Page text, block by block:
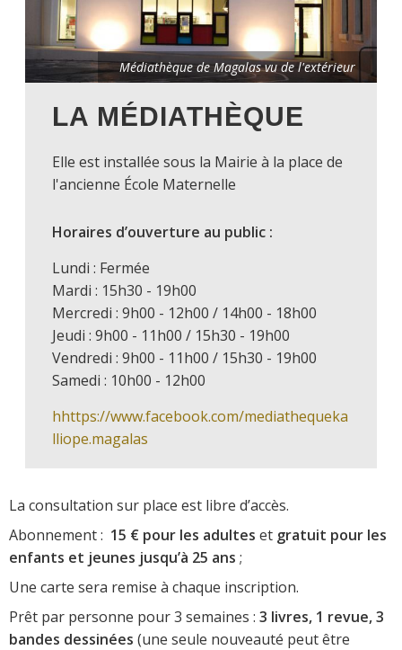
Médiathèque de Magalas vu de l'extérieur
LA MÉDIATHÈQUE
Elle est installée sous la Mairie à la place de
l'ancienne École Maternelle
Horaires d’ouverture au public :
Lundi : Fermée
Mardi : 15h30 - 19h00
Mercredi : 9h00 - 12h00 / 14h00 - 18h00
Jeudi : 9h00 - 11h00 / 15h30 - 19h00
Vendredi : 9h00 - 11h00 / 15h30 - 19h00
Samedi : 10h00 - 12h00
hhttps://www.facebook.com/mediathequeka
lliope.magalas
La consultation sur place est libre d’accès.
Abonnement : 15 € pour les adultes et gratuit pour les
enfants et jeunes jusqu’à 25 ans ;
Une carte sera remise à chaque inscription.
Prêt par personne pour 3 semaines : 3 livres, 1 revue, 3
bandes dessinées (une seule nouveauté peut être